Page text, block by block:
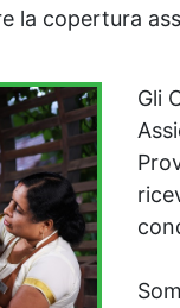
la copertura
Gli